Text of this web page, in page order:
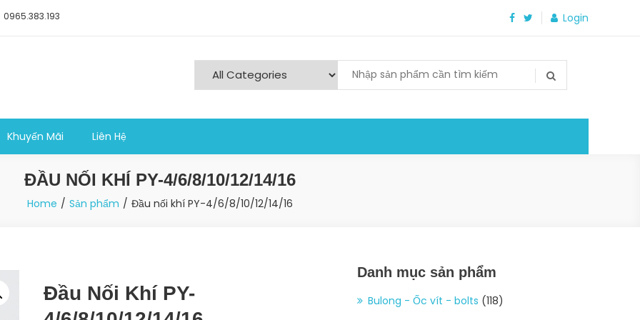
0965.383.193 Login
Khuyến Mãi Liên Hệ
ĐẦU NỐI KHÍ PY-4/6/8/10/12/14/16
Home Sản phẩm Đầu nối khí PY-4/6/8/10/12/14/16
Đầu Nối Khí PY-
Danh mục sản phẩm
Bulong - Ốc vít - bolts (118)